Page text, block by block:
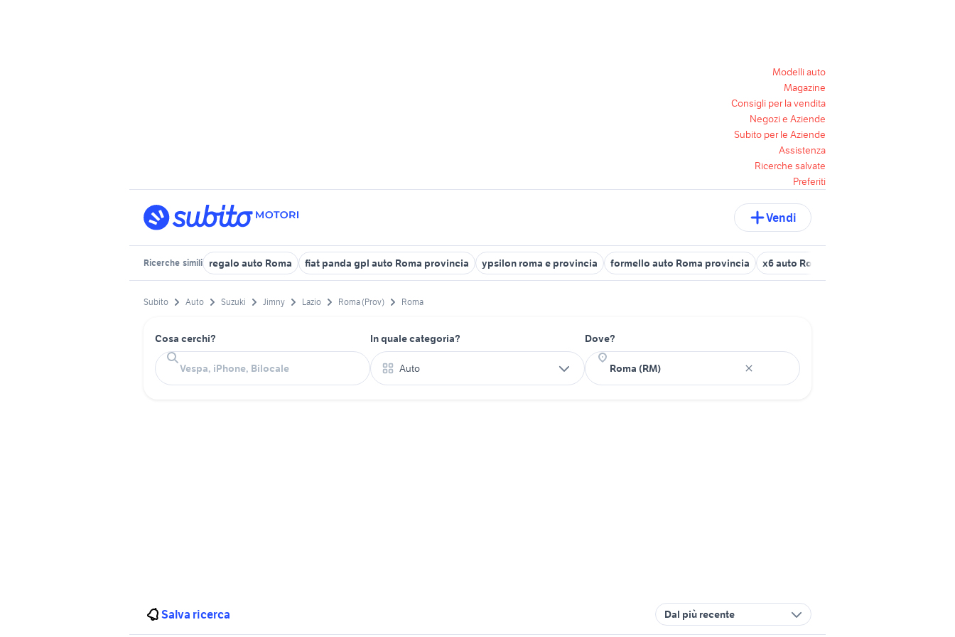
Modelli auto
Magazine
Consigli per la vendita
Negozi e Aziende
Subito per le Aziende
Assistenza
Ricerche salvate
Preferiti
Vendi
Ricerche simili regalo auto Roma fiat panda gpl auto Roma provincia ypsilon roma e provincia formello auto Roma provincia x6 auto Roma provincia
Subito Auto Suzuki Jimny Lazio Roma (Prov) Roma
Cosa cerchi? In quale categoria?
Auto
Dove?
Salva ricerca Dal più recente